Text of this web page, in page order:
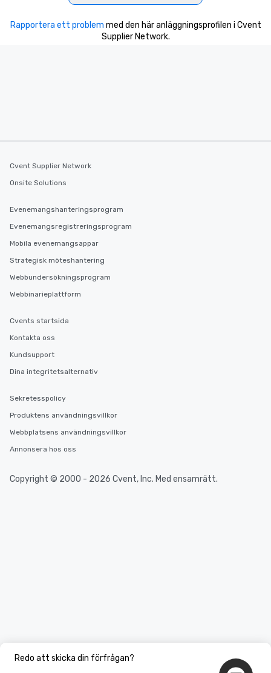
Redo att skicka din förfrågan?
Rapportera ett problem med den här anläggningsprofilen i Cvent
Supplier Network.
Cvent Supplier Network
Onsite Solutions
Evenemangshanteringsprogram
Evenemangsregistreringsprogram
Mobila evenemangsappar
Strategisk möteshantering
Webbundersökningsprogram
Webbinarieplattform
Cvents startsida
Kontakta oss
Kundsupport
Dina integritetsalternativ
Sekretesspolicy
Produktens användningsvillkor
Webbplatsens användningsvillkor
Annonsera hos oss
Copyright © 2000 - 2026 Cvent, Inc. Med ensamrätt.